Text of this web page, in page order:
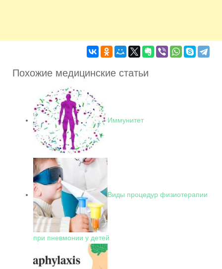
Похожие медицинские статьи
Иммунитет
Виды процедур физиотерапии
при пневмонии у детей